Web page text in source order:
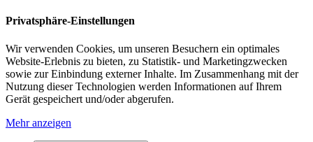
Privatsphäre-Einstellungen
Wir verwenden Cookies, um unseren Besuchern ein optimales
Website-Erlebnis zu bieten, zu Statistik- und Marketingzwecken
sowie zur Einbindung externer Inhalte. Im Zusammenhang mit der
Nutzung dieser Technologien werden Informationen auf Ihrem
Gerät gespeichert und/oder abgerufen.
Mehr anzeigen